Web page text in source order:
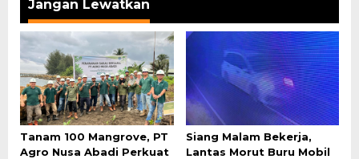
Jangan Lewatkan
Tanam 100 Mangrove, PT
Agro Nusa Abadi Perkuat
Siang Malam Bekerja,
Lantas Morut Buru Mobil